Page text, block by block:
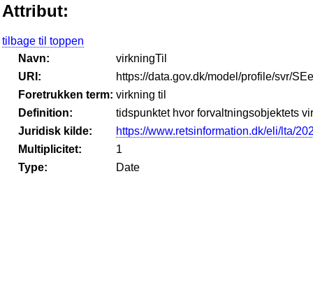
Attribut:
tilbage til toppen
Navn:
virkningTil
URI:
https://data.gov.dk/model/profile/svr/
Foretrukken term: virkning til
Definition:
tidspunktet hvor forvaltningsobjektets
Juridisk kilde:
https://www.retsinformation.dk/eli/lta/
Multiplicitet:
1
Type:
Date